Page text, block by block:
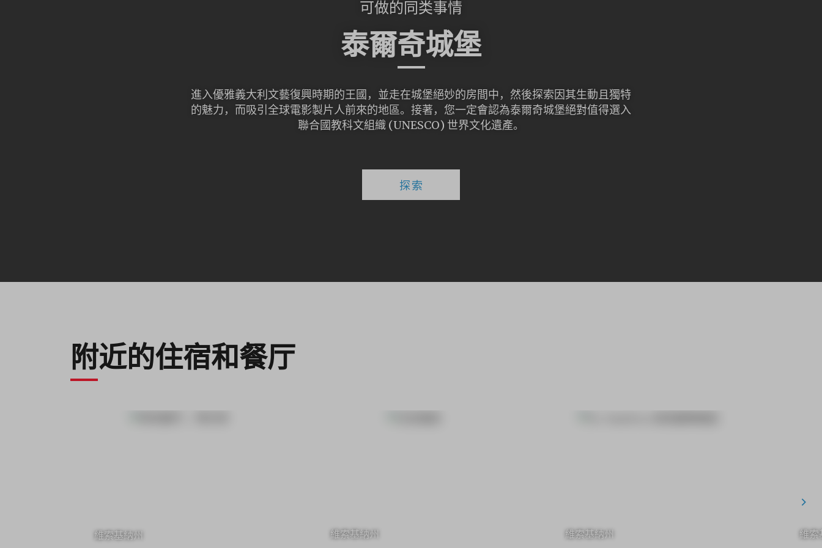
可做的同类事情
泰爾奇城堡
進入優雅義大利文藝復興時期的王國，並走在城堡絕妙的房間中，然後探索因其生動且獨特
的魅力，而吸引全球電影製片人前來的地區。接著，您一定會認為泰爾奇城堡絕對值得選入
聯合國教科文組織 (UNESCO) 世界文化遺產。
探索
附近的住宿和餐厅
維索基納州 維索基納州 維索基納州 維索